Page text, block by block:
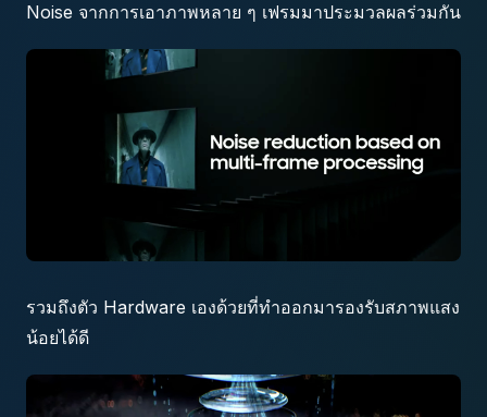
Noise จากการเอาภาพหลาย ๆ เฟรมมาประมวลผลร่วมกัน
รวมถึงตัว Hardware เองด้วยที่ทำออกมารองรับสภาพแสง
น้อยได้ดี